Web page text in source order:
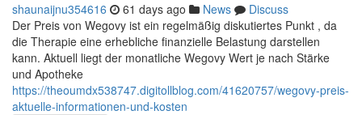
shaunaijnu354616 61 days ago News
Discuss
Der Preis von Wegovy ist ein regelmäßig diskutiertes Punkt , da
die Therapie eine erhebliche finanzielle Belastung darstellen
kann. Aktuell liegt der monatliche Wegovy Wert je nach Stärke
und Apotheke
https://theoumdx538747.digitollblog.com/41620757/wegovy-preis-
aktuelle-informationen-und-kosten